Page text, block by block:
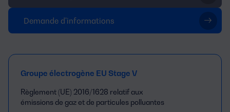
Demande d'informations
Groupe électrogène EU Stage V
Règlement (UE) 2016/1628 relatif aux
émissions de gaz et de particules polluantes